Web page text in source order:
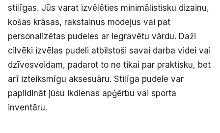
stilīgas. Jūs varat izvēlēties minimālistisku dizainu,
košas krāsas, rakstainus modeļus vai pat
personalizētas pudeles ar iegravētu vārdu. Daži
cilvēki izvēlas pudeli atbilstoši savai darba videi vai
dzīvesveidam, padarot to ne tikai par praktisku, bet
arī izteiksmīgu aksesuāru. Stilīga pudele var
papildināt jūsu ikdienas apģērbu vai sporta
inventāru.